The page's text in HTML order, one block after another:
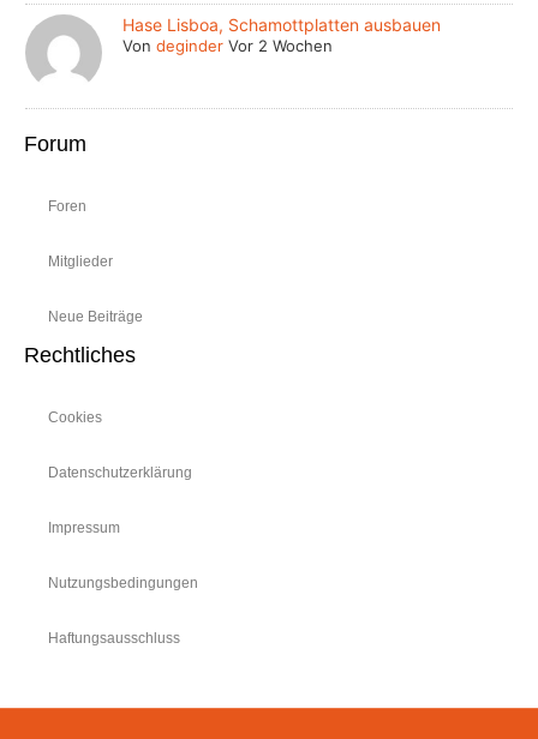
Hase Lisboa, Schamottplatten ausbauen
Vondeginder Vor 2 Wochen
Forum
Foren
Mitglieder
Neue Beiträge
Rechtliches
Cookies
Datenschutzerklärung
Impressum
Nutzungsbedingungen
Haftungsausschluss